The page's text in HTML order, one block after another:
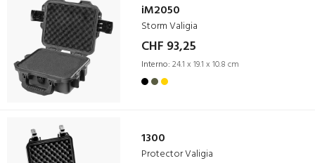
iM2050
Storm Valigia
CHF 93,25
Interno: 24.1 x 19.1 x 10.8 cm
1300
Protector Valigia